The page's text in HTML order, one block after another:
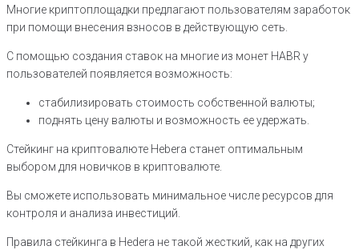
Многие криптоплощадки предлагают пользователям заработок
при помощи внесения взносов в действующую сеть.
С помощью создания ставок на многие из монет HABR у
пользователей появляется возможность:
стабилизировать стоимость собственной валюты;
поднять цену валюты и возможность ее удержать.
Стейкинг на криптовалюте Hebera станет оптимальным
выбором для новичков в криптовалюте.
Вы сможете использовать минимальное числе ресурсов для
контроля и анализа инвестиций.
Правила стейкинга в Hedera не такой жесткий, как на других